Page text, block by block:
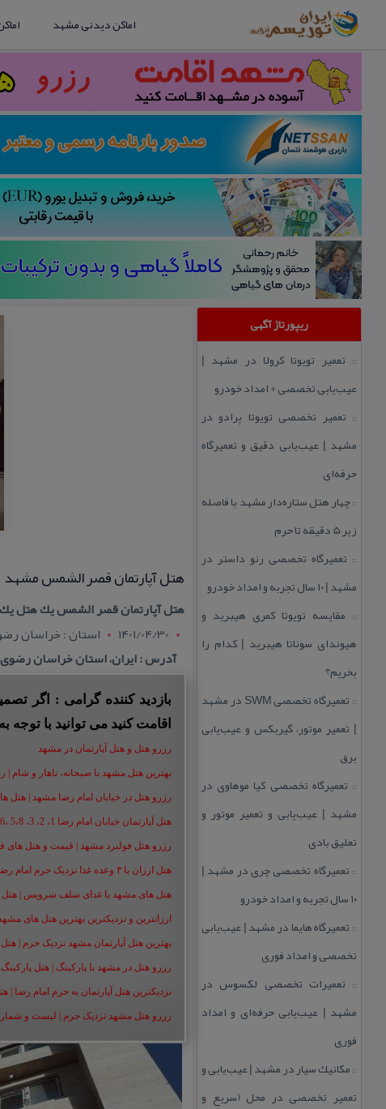
اماکن دیدنی مشهد
ریپورتاژ آگهی
:: تعمیر تویوتا كرولا در مشهد |
عیب‌یابی تخصصی + امداد خودرو
:: تعمیر تخصصی تویوتا پرادو در
مشهد | عیب‌یابی دقیق و تعمیرگاه
حرفه‌ای
::چهار هتل‌ ستاره‌دار مشهد با فاصله
زیر 5 دقیقه تا حرم
:: تعمیرگاه تخصصی رنو داستر در
مشهد | ۱۰ سال تجربه و امداد خودرو
:: مقایسه تویوتا كمری هیبرید و
هیوندای سوناتا هیبرید | كدام را
بخریم؟
::
تعمیرگاه تخصصی SWM در مشهد
| تعمیر موتور، گیربكس و عیب‌یابی
برق
:: تعمیرگاه تخصصی كیا موهاوی در
مشهد | عیب‌یابی و تعمیر موتور و
تعلیق بادی
:: تعمیرگاه تخصصی چری در مشهد |
۱۰ سال تجربه و امداد خودرو
:: تعمیرگاه هایما در مشهد | عیب‌یابی
تخصصی و امداد فوری
:: تعمیرات تخصصی لكسوس در
مشهد | عیب‌یابی حرفه‌ای و امداد
فوری
:: مكانیك سیار در مشهد | عیب‌یابی و
تعمیر تخصصی در محل (سریع و
هتل آپارتمان قصر الشمس مشهد
هتل آپارتمان قصر الشمس یك هتل
1401/04/30
استان : خراسان
آدرس : ایران، استان خراسان رضوی، مشهد، خیابان
بازدید کننده گرامی : اگر
اقامت کنید می توانید با توجه
رزرو هتل و هتل آپارتمان در مشهد
بهترین هتل مشهد با صبحانه، ناهار و شام | رزرو
رزرو هتل در خیابان امام رضا مشهد | هتل‌ های امام رضا 1، 2، 3،
هتل آپارتمان خیابان امام رضا 1، 2، 3، 5،8 ،16 | تا 90 % تخفیف
رزرو هتل فولبرد مشهد | قیمت و هتل های
هتل ارزان با ۳ وعده غذا نزدیک حرم امام رضا | رزرو هتل ارزان مشهد+50%
هتل های مشهد با غذای سلف سرویس | هتل سلف
ارزانترین و نزدیکترین بهترین هتل های مشهد
بهترین هتل آپارتمان مشهد نزدیک حرم | هتل
رزرو هتل در مشهد با پارکینگ | هتل پارکینگ دار
نزدیکترین هتل آپارتمان به حرم امام رضا
رزرو هتل مشهد نزدیک حرم | لیست و شماره هتل